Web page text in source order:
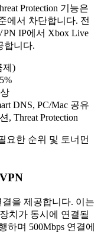
Protection 기능은
에서 차단합니다. 전
IP에서 Xbox Live
합니다.
제)
DNS, PC/Mac 공유
, Threat Protection
요한 순위 및 토너먼
결을 제공합니다. 이는
치가 동시에 연결될
하며 500Mbps 연결에